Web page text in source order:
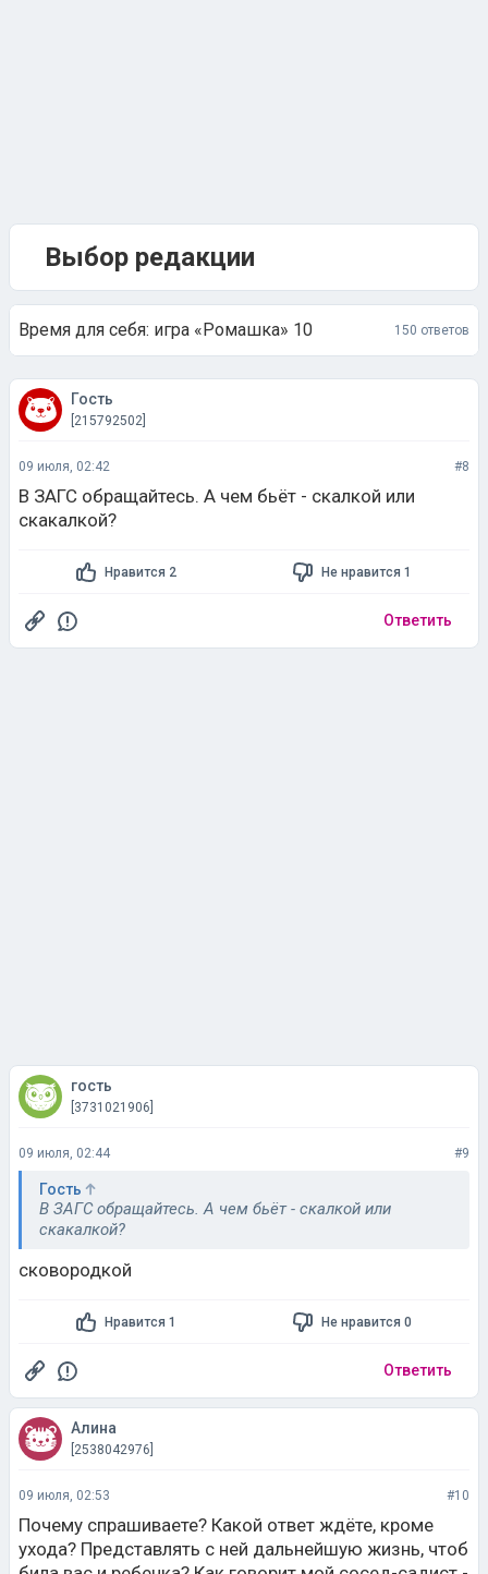
Выбор редакции
Время для себя: игра «Ромашка» 10 150 ответов
Гость
[215792502]
09 июля, 02:42 #8
В ЗАГС обращайтесь. А чем бьёт - скалкой или
скакалкой?
Нравится 2 Не нравится 1
Ответить
гость
[3731021906]
09 июля, 02:44 #9
Гость
В ЗАГС обращайтесь. А чем бьёт - скалкой или
скакалкой?
сковородкой
Нравится 1 Не нравится 0
Ответить
Алина
[2538042976]
09 июля, 02:53 #10
Почему спрашиваете? Какой ответ ждёте, кроме
ухода? Представлять с ней дальнейшую жизнь, чтоб